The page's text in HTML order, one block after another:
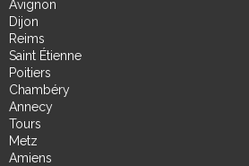
Avignon
Dijon
Reims
Saint Étienne
Poitiers
Chambéry
Annecy
Tours
Metz
Amiens